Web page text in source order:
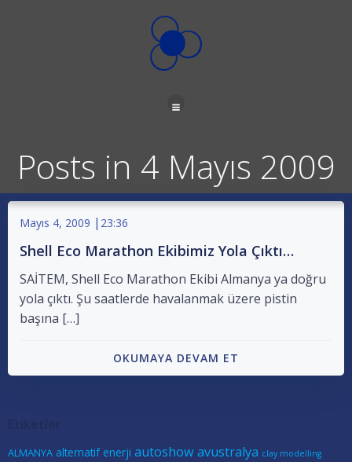
geç
Posts in 4 Mayıs 2009
Mayıs 4, 2009 | 23:36
Shell Eco Marathon Ekibimiz Yola Çıktı…
SAİTEM, Shell Eco Marathon Ekibi Almanya ya doğru
yola çıktı. Şu saatlerde havalanmak üzere pistin
başına […]
OKUMAYA DEVAM ET
ALMANYA alternatif enerji autoshowavustralya clay modelling